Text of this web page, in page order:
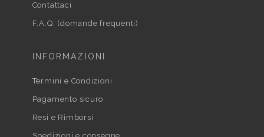
Contattaci
F.A.Q. (domande frequenti)
INFORMAZIONI
Termini e Condizioni
Pagamento sicuro
Resi e Rimborsi